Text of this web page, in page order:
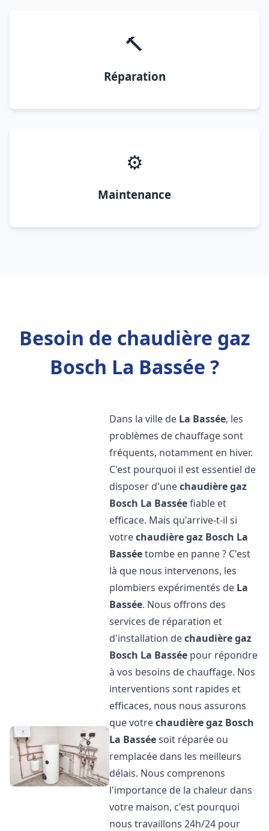
🔨
Réparation
⚙️
Maintenance
Besoin de chaudière gaz
Bosch La Bassée ?
Dans la ville de La Bassée, les
problèmes de chauffage sont
fréquents, notamment en hiver.
C'est pourquoi il est essentiel de
disposer d'unechaudière gaz
Bosch La Basséefiable et
efficace. Mais qu'arrive-t-il si
votrechaudière gaz Bosch La
Basséetombe en panne ? C'est
là que nous intervenons, les
plombiers expérimentés de La
Bassée. Nous offrons des
services de réparation et
d'installation dechaudière gaz
Bosch La Bassée pour répondre
à vos besoins de chauffage. Nos
interventions sont rapides et
efficaces, nous nous assurons
que votrechaudière gaz Bosch
La Basséesoit réparée ou
remplacée dans les meilleurs
délais. Nous comprenons
l'importance de la chaleur dans
votre maison, c'est pourquoi
nous travaillons 24h/24 pour